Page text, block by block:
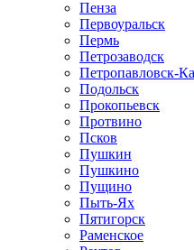
Пенза
Первоуральск
Пермь
Петрозаводск
Петропавловск-
Подольск
Прокопьевск
Протвино
Псков
Пушкин
Пушкино
Пущино
Пыть-Ях
Пятигорск
Раменское